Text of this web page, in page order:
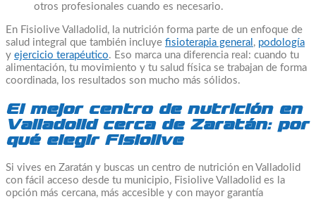
otros profesionales cuando es necesario.
En Fisiolive Valladolid, la nutrición forma parte de un enfoque de
salud integral que también incluye fisioterapia general , podología
y ejercicio terapéutico. Eso marca una diferencia real: cuando tu
alimentación, tu movimiento y tu salud física se trabajan de forma
coordinada, los resultados son mucho más sólidos.
El mejor centro de nutrición en
Valladolid cerca de Zaratán: por
qué elegir Fisiolive
Si vives en Zaratán y buscas un centro de nutrición en Valladolid
con fácil acceso desde tu municipio, Fisiolive Valladolid es la
opción más cercana, más accesible y con mayor garantía